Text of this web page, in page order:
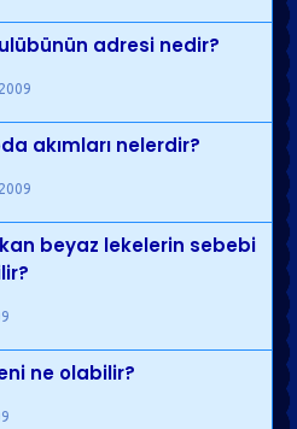
adresi nedir?
akımları nelerdir?
beyaz lekelerin sebebi
ne olabilir?